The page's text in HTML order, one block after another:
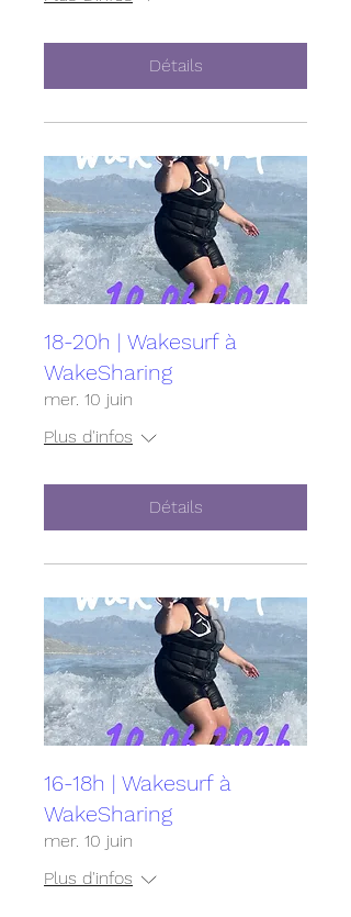
Détails
18-20h | Wakesurf à
WakeSharing
mer. 10 juin
Plus d'infos
Détails
16-18h | Wakesurf à
WakeSharing
mer. 10 juin
Plus d'infos